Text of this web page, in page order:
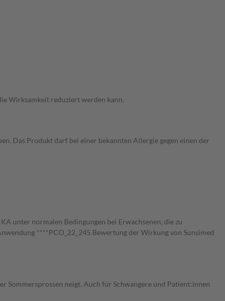
Wirksamkeit reduziert werden kann.
Das Produkt darf bei einer bekannten Allergie gegen einen der
unter normalen Bedingungen bei Erwachsenen, die zu
****PCO_22_245 Bewertung der Wirkung von Sunsimed
Sommersprossen neigt. Auch für Schwangere und Patient:innen